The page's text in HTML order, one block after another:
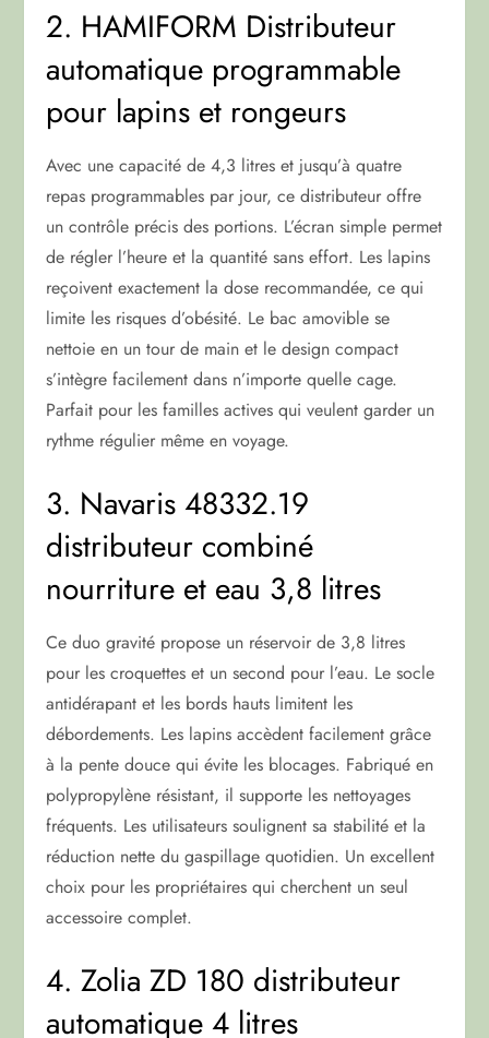
2. HAMIFORM Distributeur
automatique programmable
pour lapins et rongeurs
Avec une capacité de 4,3 litres et jusqu’à quatre
repas programmables par jour, ce distributeur offre
un contrôle précis des portions. L’écran simple permet
de régler l’heure et la quantité sans effort. Les lapins
reçoivent exactement la dose recommandée, ce qui
limite les risques d’obésité. Le bac amovible se
nettoie en un tour de main et le design compact
s’intègre facilement dans n’importe quelle cage.
Parfait pour les familles actives qui veulent garder un
rythme régulier même en voyage.
3. Navaris 48332.19
distributeur combiné
nourriture et eau 3,8 litres
Ce duo gravité propose un réservoir de 3,8 litres
pour les croquettes et un second pour l’eau. Le socle
antidérapant et les bords hauts limitent les
débordements. Les lapins accèdent facilement grâce
à la pente douce qui évite les blocages. Fabriqué en
polypropylène résistant, il supporte les nettoyages
fréquents. Les utilisateurs soulignent sa stabilité et la
réduction nette du gaspillage quotidien. Un excellent
choix pour les propriétaires qui cherchent un seul
accessoire complet.
4. Zolia ZD 180 distributeur
automatique 4 litres